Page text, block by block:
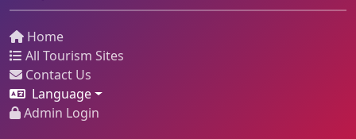
Home
All Tourism Sites
Contact Us
Language
Admin Login